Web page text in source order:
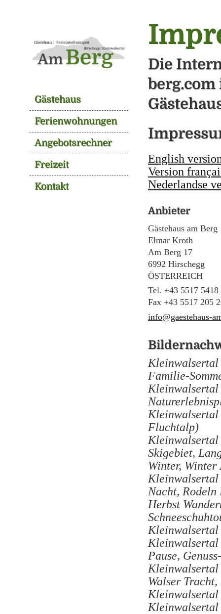
Gästehaus
Ferienwohnungen
Angebotsrechner
Freizeit
Kontakt
Die
berg.com
English
Version
Nederlandse
Anbieter
Gästehaus am Berg
Elmar Kroth
Am Berg 17
6992 Hirschegg
ÖSTERREICH
Tel. +43 5517 5418
Fax +43 5517 205
info@gaestehaus-
Kleinwalsertal
Familie-
Kleinwalsertal
Kleinwalsertal
Fluchtalp)
Kleinwalsertal
Skigebiet,
Winter, Winter
Kleinwalsertal
Nacht,
Herbst
Kleinwalsertal
Kleinwalsertal
Pause,
Kleinwalsertal
Walser
Kleinwalsertal
Kleinwalsertal